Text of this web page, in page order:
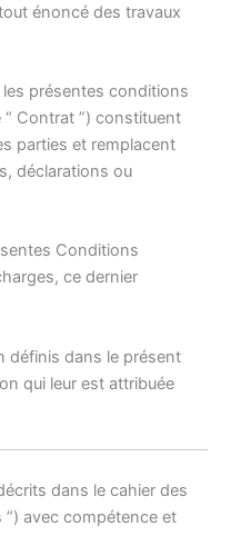
énoncé des travaux
présentes conditions
Contrat ”) constituent
parties et remplacent
déclarations ou
Conditions
ce dernier
définis dans le présent
qui leur est attribuée
dans le cahier des
”) avec compétence et